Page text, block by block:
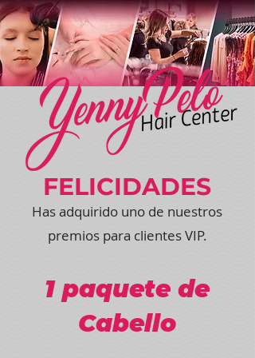
FELICIDADES
Has adquirido uno de nuestros
premios para clientes VIP.
1 paquete de
Cabello